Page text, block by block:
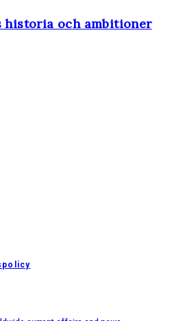
historia och ambitioner